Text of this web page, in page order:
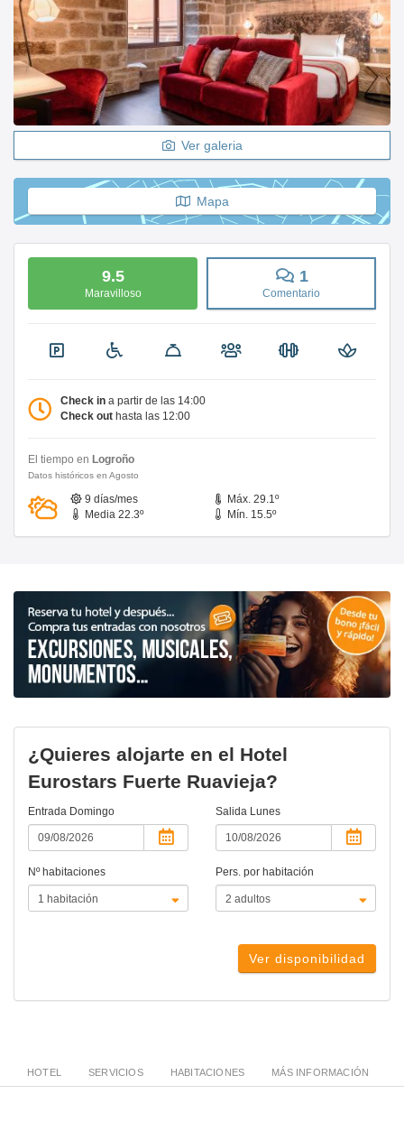
Ver galeria
Mapa
9.5
Maravilloso
1
Comentario
Check in a partir de las 14:00
Check out hasta las 12:00
El tiempo en Logroño
Datos históricos en Agosto
9 días/mes
Máx. 29.1º
Media 22.3º
Mín. 15.5º
¿Quieres alojarte en el Hotel
Eurostars Fuerte Ruavieja?
Entrada Domingo Salida Lunes
Nº habitaciones Pers. por habitación
Ver disponibilidad
HOTEL SERVICIOS HABITACIONES MÁS INFORMACIÓN